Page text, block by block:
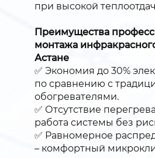
при высокой
Преимущества
монтажа
Астане
✅ Экономия до 30%
по сравнению с
обогревателями.
✅ Отсутствие
работа системы без
✅ Равномерное
– комфортный